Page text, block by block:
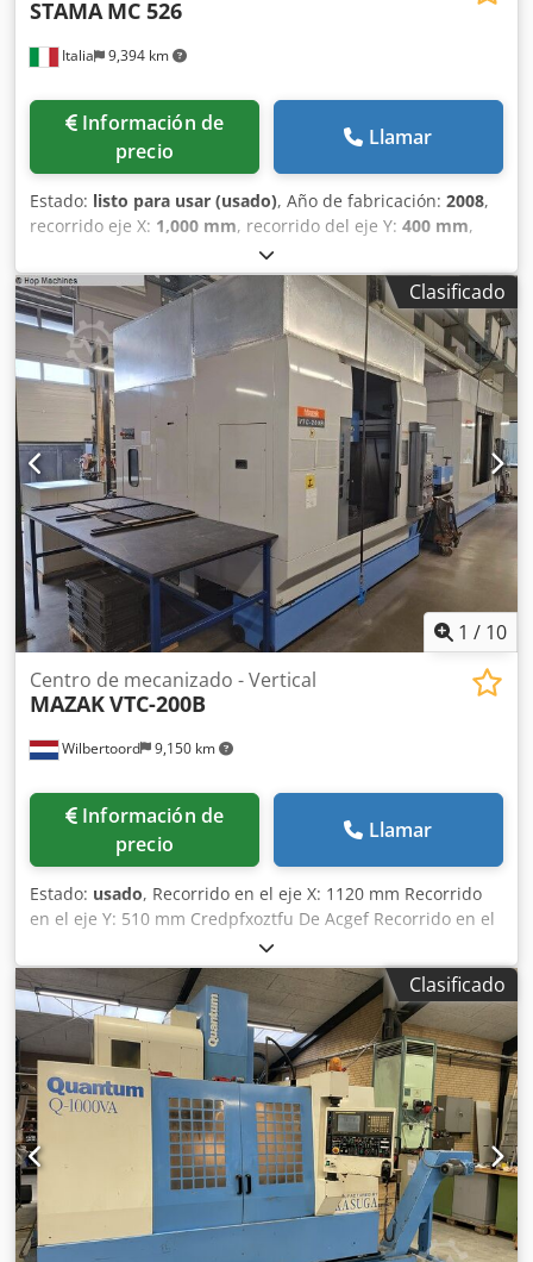
Italia 9,394 km
STAMA MC 526
Información de
precio
Llamar
Estado: listo para usar (usado), Año de fabricación: 2008,
recorrido eje X: 1,000 mm, recorrido del eje Y: 400 mm,
, fabricante de controles:
FANUC, modelo de controlador:18i-MB5, velocidad del
cabezal (máx.): 12,000 rpm
, potencia del motor del husillo:
21,000 W, número de ejes:
, Este centro de mecanizado
vertical de 3 ejes STAMA MC 526 se fabricó en 2008.
Cuenta con un CNC Fanuc 18i-MB5, doble husillo con
cambiador de herramientas doble y un sistema de
refrigerante de alta presión. La máquina ofrece una
velocidad de husillo de 12.000 rpm, una potencia de
husillo de 21 kW y una capacidad de 60 herramientas. Los
recorridos X/Y/Z son de 1000/400/360 mm
respectivamente. Si está buscando una fresadora de alta
calidad, tenga en cuenta la máquina STAMA MC 526 que
tenemos a la venta. Póngase en contacto con nosotros para
obtener más información. • Número de herramientas
(ATC): 60 Crodpfx Aex D E Rmecgef • Doble husillo con
doble cambiador de herramientas: Sí • Avance rápido
(X/Y/Z): 45 m/min • Guías: Guías de rodillos Equipamiento
adicional • Mesa giratoria CNC con rotación continua (4º
virutas: Cinta transportadora Technical Specification Taper
Clasificado
1 / 10
Wilbertoord 9,150 km
Centro de mecanizado - Vertical
MAZAKVTC-200B
Información de
precio
Llamar
Estado: usado, Recorrido en el eje X: 1120 mm Recorrido
en el eje Y: 510 mm Credpfxoztfu De Acgef Recorrido en el
eje Z: 510 mm Sistema de control: Mazatrol 640 M
Clasificado